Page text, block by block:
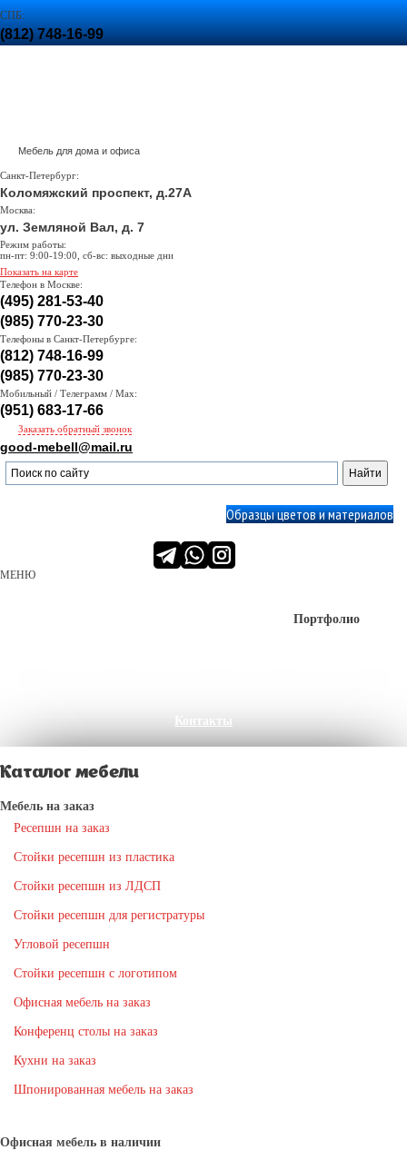
СПБ:
(812) 748-16-99
Мебель для дома и офиса
Санкт-Петербург:
Коломяжский проспект, д.27А
Москва:
ул. Земляной Вал, д. 7
Режим работы:
пн-пт: 9:00-19:00, сб-вс: выходные дни
Показать на карте
Телефон в Москве:
(495) 281-53-40
(985) 770-23-30
Телефоны в Санкт-Петербурге:
(812) 748-16-99
(985) 770-23-30
Мобильный / Телеграмм / Max:
(951) 683-17-66
Заказать обратный звонок
good-mebell@mail.ru
Образцы цветов и материалов
МЕНЮ
Портфолио
Контакты
Каталог мебели
Мебель на заказ
Ресепшн на заказ
Стойки ресепшн из пластика
Стойки ресепшн из ЛДСП
Стойки ресепшн для регистратуры
Угловой ресепшн
Стойки ресепшн с логотипом
Офисная мебель на заказ
Конференц столы на заказ
Кухни на заказ
Шпонированная мебель на заказ
Офисная мебель в наличии